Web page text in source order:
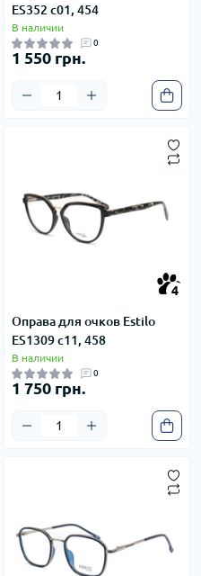
ES352 c01, 454
В наличии
0
1 550 грн.
4
4
Оправа для очков Estilo
ES1309 c11, 458
В наличии
0
1 750 грн.